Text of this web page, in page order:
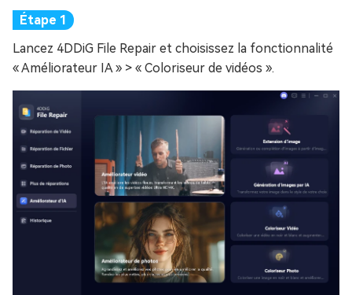
Lancez 4DDiG File Repair et choisissez la fonctionnalité
« Améliorateur IA » > « Coloriseur de vidéos ».